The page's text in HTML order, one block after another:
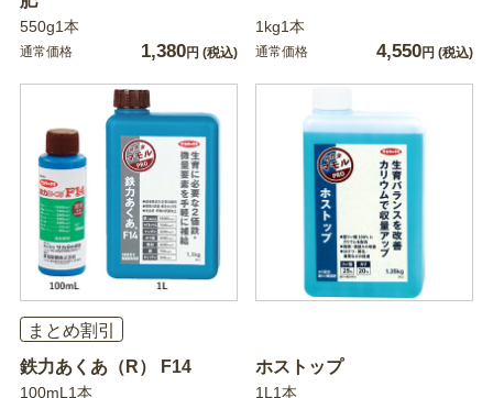
550g1本
通常価格 1,380円 (税込)
1kg1本
通常価格 4,550円 (税込)
まとめ割引
鉄力あくあ（R） F14
100mL1本
ホストップ
1L1本